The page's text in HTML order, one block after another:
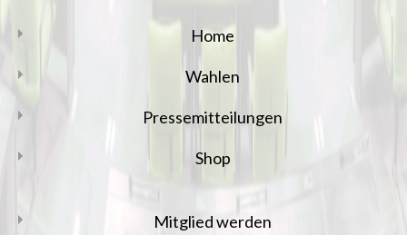
Home
Wahlen
Pressemitteilungen
Shop
Mitglied werden